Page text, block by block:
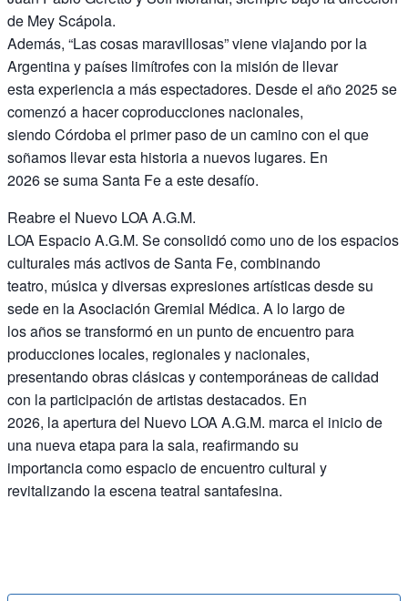
de Mey Scápola.
Además, “Las cosas maravillosas” viene viajando por la
Argentina y países limítrofes con la misión de llevar
esta experiencia a más espectadores. Desde el año 2025 se
comenzó a hacer coproducciones nacionales,
siendo Córdoba el primer paso de un camino con el que
soñamos llevar esta historia a nuevos lugares. En
2026 se suma Santa Fe a este desafío.
Reabre el Nuevo LOA A.G.M.
LOA Espacio A.G.M. Se consolidó como uno de los espacios
culturales más activos de Santa Fe, combinando
teatro, música y diversas expresiones artísticas desde su
sede en la Asociación Gremial Médica. A lo largo de
los años se transformó en un punto de encuentro para
producciones locales, regionales y nacionales,
presentando obras clásicas y contemporáneas de calidad
con la participación de artistas destacados. En
2026, la apertura del Nuevo LOA A.G.M. marca el inicio de
una nueva etapa para la sala, reafirmando su
importancia como espacio de encuentro cultural y
revitalizando la escena teatral santafesina.